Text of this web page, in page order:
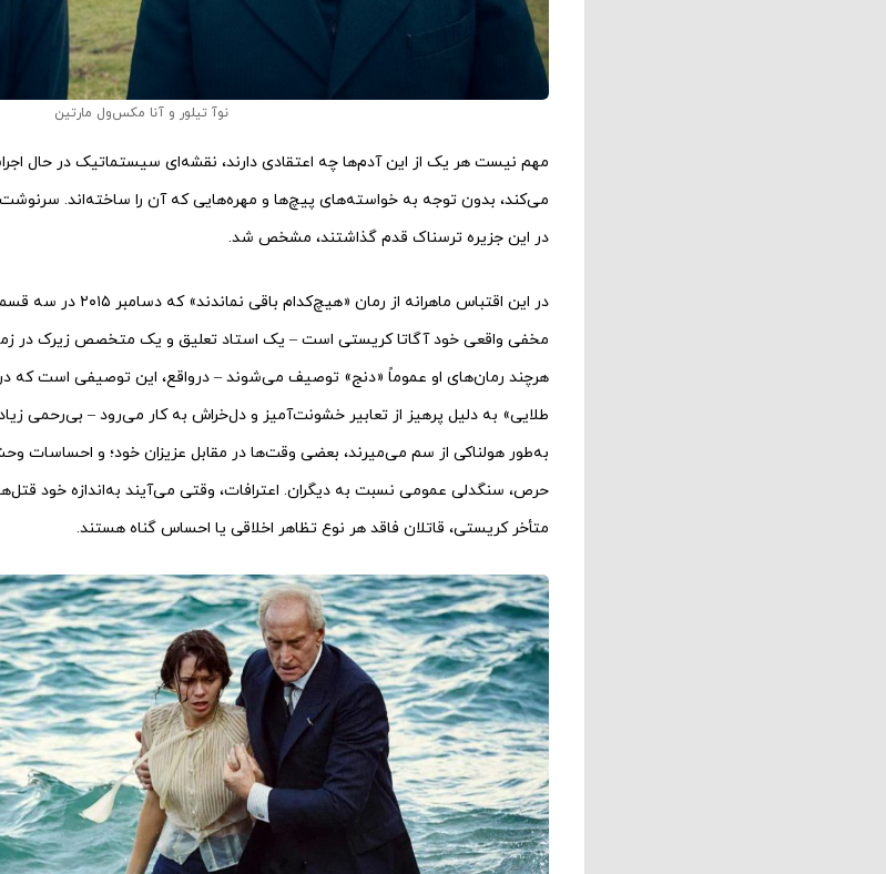
نوآ تیلور و آنا مکس‌ول مارتین
مهم نیست هر یک از این آدم‌ها چه اعتقادی دارند، نقشه‌ای سیستماتیک در حال
در این جزیره ترسناک قدم گذاشتند، مشخص شد.
در این اقتباس ماهرانه
مخفی واقعی خود آگاتا کریستی است – یک استاد تعلیق و یک متخصص زیرک در
هرچند رمان‌های او عموماً «دنج» توصیف می‌شوند – درواقع، این توصیفی است که
طلایی» به دلیل پرهیز از تعابیر خشونت‌آمیز و دل‌خراش به کار می‌رود – بی‌رحمی
به‌طور هولناکی از سم می‌میرند، بعضی وقت‌ها در مقابل عزیزان خود؛ و احساسات
حرص، سنگدلی عمومی نسبت به دیگران. اعترافات، وقتی می‌آیند به‌اندازه خود قتل‌ها
متأخر کریستی، قاتلان فاقد هر نوع تظاهر اخلاقی یا احساس گناه هستند.